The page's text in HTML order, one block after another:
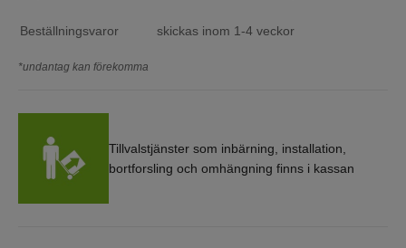
Beställningsvaror skickas inom 1-4 veckor
*undantag kan förekomma
Tillvalstjänster som inbärning, installation,
bortforsling och omhängning finns i kassan